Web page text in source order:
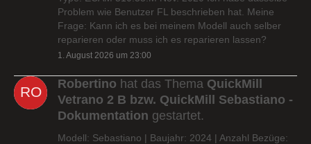
Problem wie Benutzer FL beschrieben hat. Meine
Frage: Kann ich es bei meinem Modell auch selber
reparieren oder muss ich es reparieren lassen?
1. August 2026 um 23:00
Robertino hat das Thema QuickMill
Vetrano 2 B bzw. QuickMill Sebastiano -
Dokumentation gestartet.
Modell: Sebastiano | Baujahr: 2024 | Anzahl Bezüge: